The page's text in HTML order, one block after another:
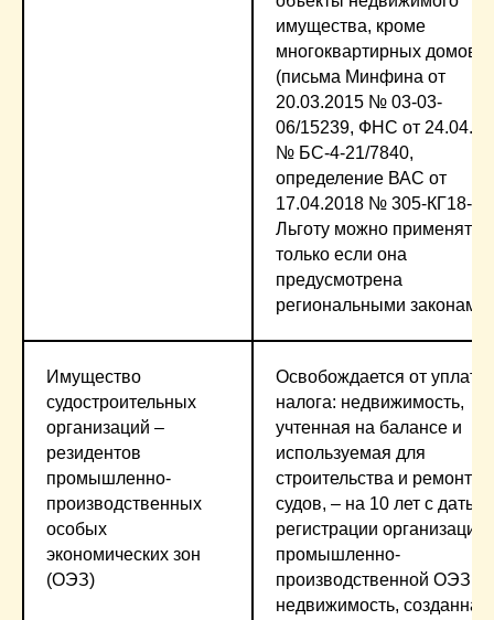
имущества, кроме
многоквартирных домов
(письма Минфина от
20.03.2015 № 03-03-
06/15239, ФНС от
№ БС-4-21/7840,
определение ВАС от
17.04.2018 № 305-КГ18-
Льготу можно применять,
только если она
предусмотрена
региональными законами
Имущество
судостроительных
организаций –
резидентов
промышленно-
производственных
особых
экономических зон
(ОЭЗ)
Освобождается от уплаты
налога: недвижимость,
учтенная на балансе и
используемая для
строительства и ремонта
судов, – на 10 лет с даты
регистрации организации
промышленно-
производственной ОЭЗ,
недвижимость, созданная